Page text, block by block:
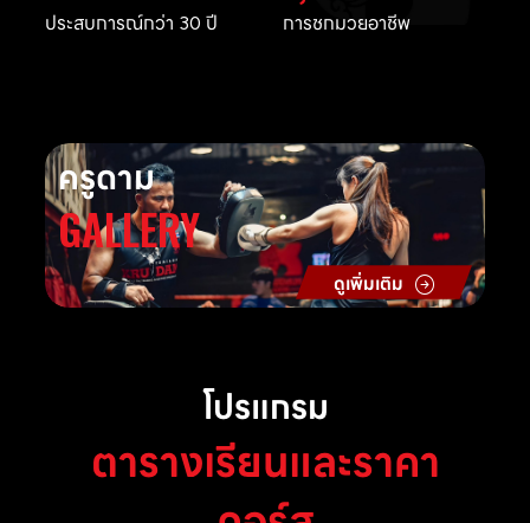
ประสบการณ์กว่า 30 ปี การชกมวยอาชีพ
ครูดาม
GALLERY
ดูเพิ่มเติม
โปรแกรม
ตารางเรียนและราคา